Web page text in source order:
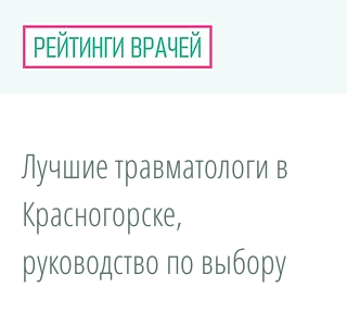
Лучшие травматологи в
Красногорске,
руководство по выбору